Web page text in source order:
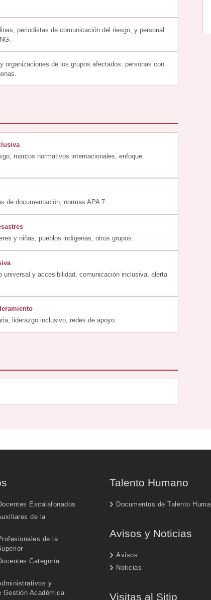
periodistas de comunicación del riesgo, y personal
organizaciones de los grupos afectados: personas con
marcos normativos internacionales, enfoque
de documentación, normas APA 7.
y niñas, pueblos indígenas, otros grupos.
universal y accesibilidad, comunicación inclusiva, alerta
liderazgo inclusivo, redes de apoyo.
Escalafonados
de la
de la
Categoría
y
Gestión Académica
Talento Humano
Documentos de Talento
Avisos y Noticias
Avisos
Noticias
Visitas al Sitio